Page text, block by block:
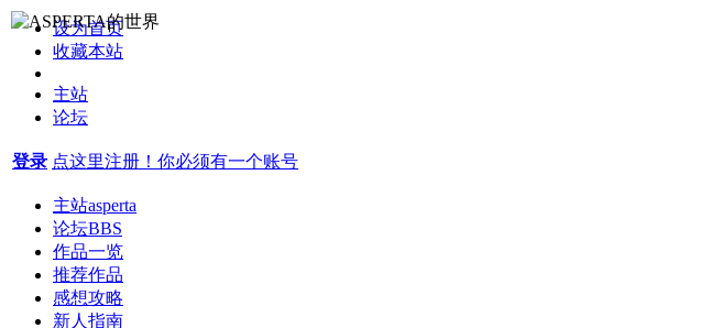
设为首页
收藏本站
主站
论坛
登录 点这里注册！你必须有一个账号
主站asperta
论坛BBS
作品一览
推荐作品
感想攻略
新人指南